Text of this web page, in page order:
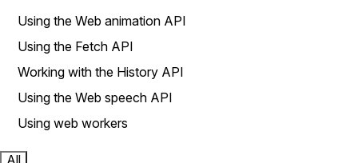
Using the Web animation API
Using the Fetch API
Working with the History API
Using the Web speech API
Using web workers
All